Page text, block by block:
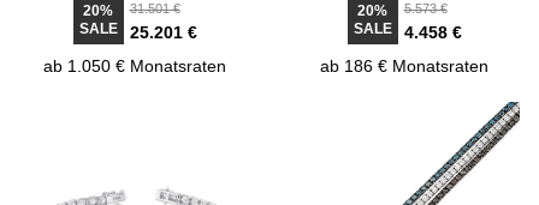
20%
SALE
31.501 €
25.201 €
ab 1.050 € Monatsraten
20%
SALE
5.573 €
4.458 €
ab 186 € Monatsraten